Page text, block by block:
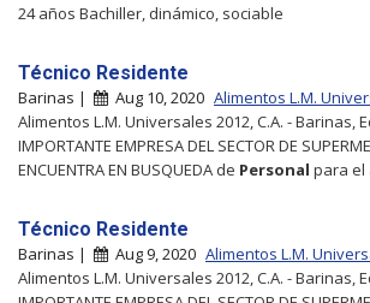
24 años Bachiller, dinámico, sociable
Técnico Residente
Barinas | Aug 10, 2020 Alimentos L.M.
Alimentos L.M. Universales 2012, C.A. - Barinas,
IMPORTANTE EMPRESA DEL SECTOR DE
ENCUENTRA EN BUSQUEDA de Personal para el
Técnico Residente
Barinas | Aug 9, 2020 Alimentos L.M.
Alimentos L.M. Universales 2012, C.A. - Barinas,